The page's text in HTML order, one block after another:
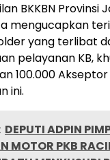
BKKBN Provinsi
mengucapkan
yang terlibat
pelayanan KB,
100.000 Akseptor
ini.
DEPUTI ADPIN
MOTOR PKB